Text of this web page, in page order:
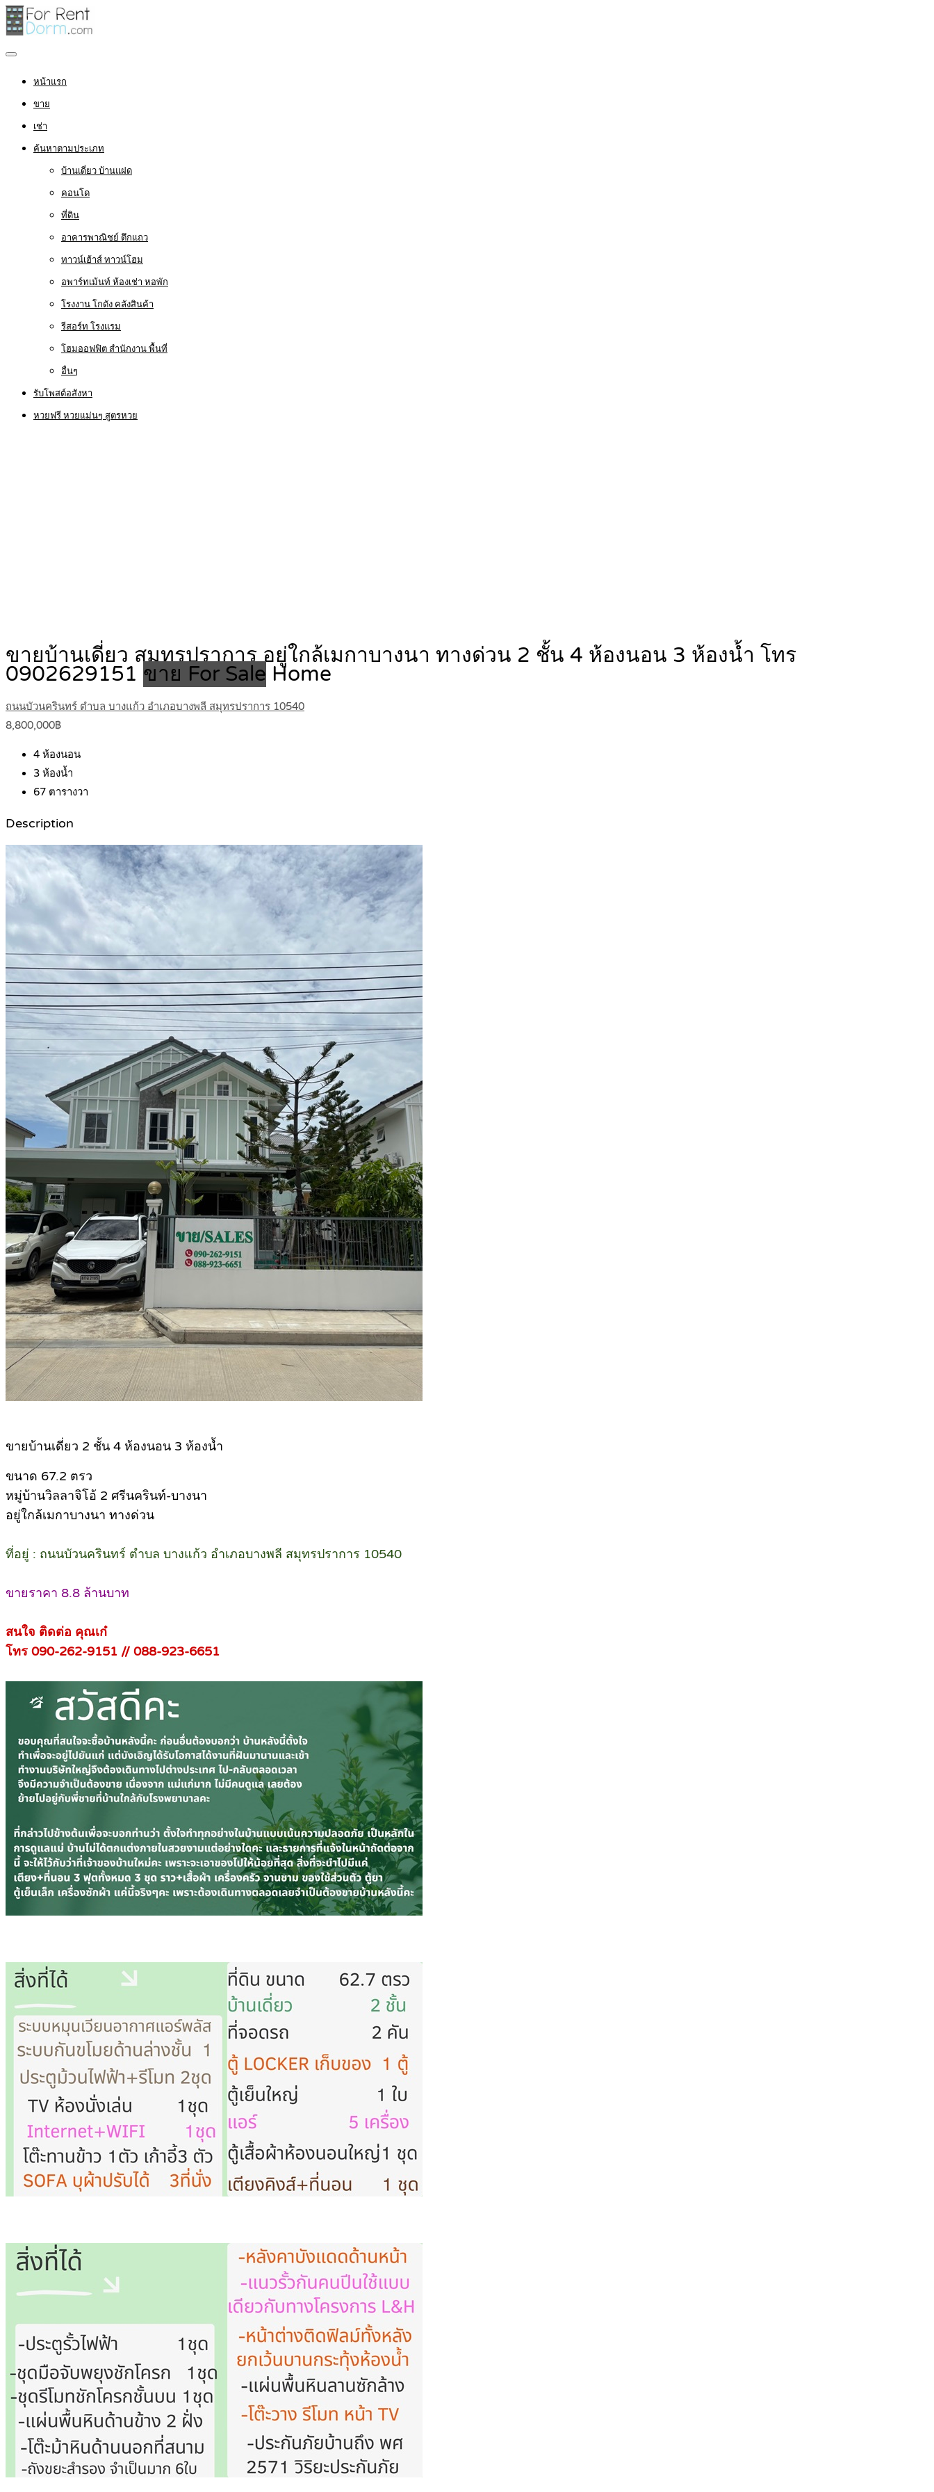
หน้าแรก
ขาย
เช่า
ค้นหาตามประเภท
บ้านเดี่ยว บ้านแฝด
คอนโด
ที่ดิน
อาคารพาณิชย์ ตึกแถว
ทาวน์เฮ้าส์ ทาวน์โฮม
อพาร์ทเม้นท์ ห้องเช่า หอพัก
โรงงาน โกดัง คลังสินค้า
รีสอร์ท โรงแรม
โฮมออฟฟิต สำนักงาน พื้นที่
อื่นๆ
รับโพสต์อสังหา
หวยฟรี หวยแม่นๆ สูตรหวย
ขายบ้านเดี่ยว สมุทรปราการ อยู่ใกล้เมกาบางนา ทางด่วน 2 ชั้น 4 ห้องนอน 3 ห้องน้ำ โทร
0902629151 ขาย For Sale Home
ถนนบัวนครินทร์ ตำบล บางแก้ว อำเภอบางพลี สมุทรปราการ 10540
8,800,000฿
4 ห้องนอน
3 ห้องน้ำ
67 ตารางวา
Description
ขายบ้านเดี่ยว 2 ชั้น 4 ห้องนอน 3 ห้องน้ำ
ขนาด 67.2 ตรว
หมู่บ้านวิลลาจิโอ้ 2 ศรีนครินท์-บางนา
อยู่ใกล้เมกาบางนา ทางด่วน
ที่อยู่ : ถนนบัวนครินทร์ ตำบล บางแก้ว อำเภอบางพลี สมุทรปราการ 10540
ขายราคา 8.8 ล้านบาท
สนใจ ติดต่อ คุณเก๋
โทร 090-262-9151 // 088-923-6651